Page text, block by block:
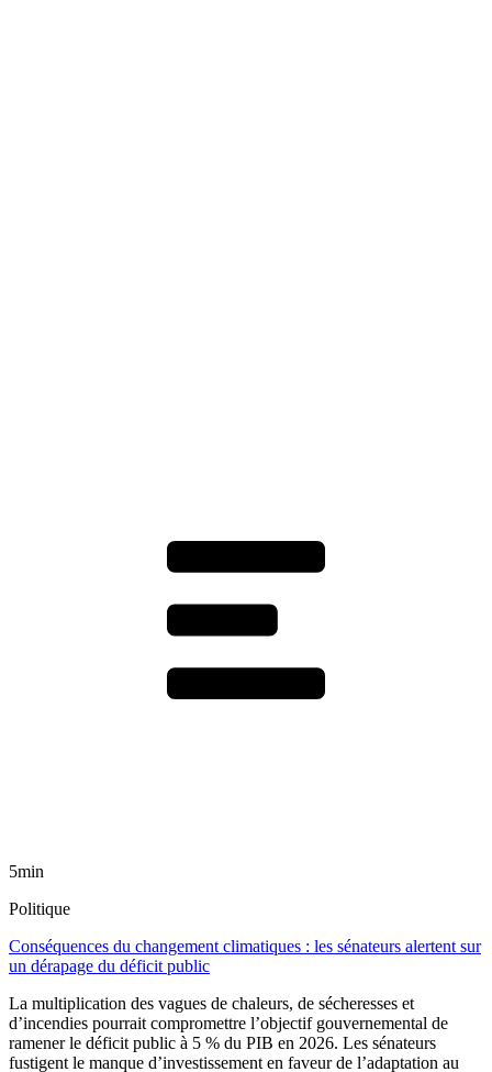
5min
Politique
Conséquences du changement climatiques : les sénateurs alertent sur
un dérapage du déficit public
La multiplication des vagues de chaleurs, de sécheresses et
d’incendies pourrait compromettre l’objectif gouvernemental de
ramener le déficit public à 5 % du PIB en 2026. Les sénateurs
fustigent le manque d’investissement en faveur de l’adaptation au